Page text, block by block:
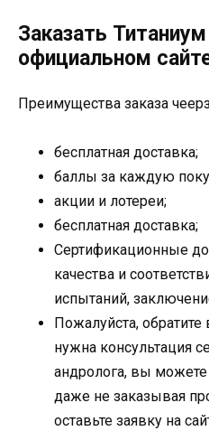
Заказать
официальном
Преимущества заказа
бесплатная доставка;
баллы за каждую
акции и лотереи;
бесплатная доставка;
Сертификационные
качества и
испытаний,
Пожалуйста,
нужна консультация
андролога, вы можете
даже не заказывая
оставьте заявку на